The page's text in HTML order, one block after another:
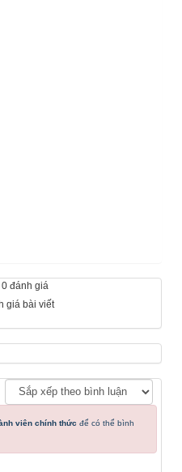
đánh giá
giá bài viết
viên chính thức để có thể bình